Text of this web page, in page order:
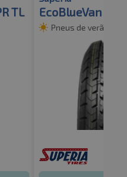
TL EcoBlueVan 2
Pneus de verão